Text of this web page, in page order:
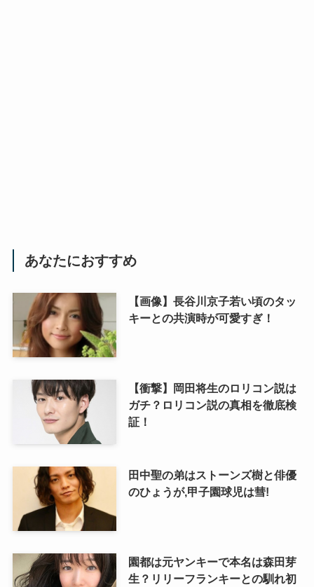
あなたにおすすめ
【画像】長谷川京子若い頃のタッ
キーとの共演時が可愛すぎ！
【衝撃】岡田将生のロリコン説は
ガチ？ロリコン説の真相を徹底検
証！
田中聖の弟はストーンズ樹と俳優
のひょうが,甲子園球児は彗!
園都は元ヤンキーで本名は森田芽
生？リリーフランキーとの馴れ初